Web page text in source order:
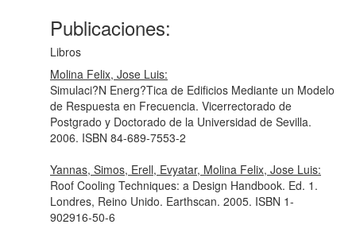
Publicaciones:
Libros
Molina Felix, Jose Luis:
Simulaci?N Energ?Tica de Edificios Mediante un Modelo
de Respuesta en Frecuencia. Vicerrectorado de
Postgrado y Doctorado de la Universidad de Sevilla.
2006. ISBN 84-689-7553-2
Yannas, Simos, Erell, Evyatar, Molina Felix, Jose Luis:
Roof Cooling Techniques: a Design Handbook. Ed. 1.
Londres, Reino Unido. Earthscan. 2005. ISBN 1-
902916-50-6